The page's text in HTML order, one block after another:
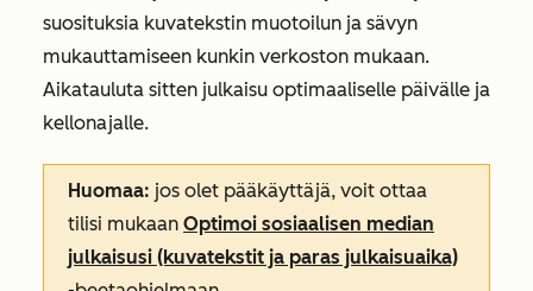
suosituksia kuvatekstin muotoilun ja sävyn
mukauttamiseen kunkin verkoston mukaan.
Aikatauluta sitten julkaisu optimaaliselle päivälle ja
kellonajalle.
Huomaa: jos olet pääkäyttäjä, voit ottaa
tilisi mukaan Optimoi sosiaalisen median
julkaisusi (kuvatekstit ja paras julkaisuaika)